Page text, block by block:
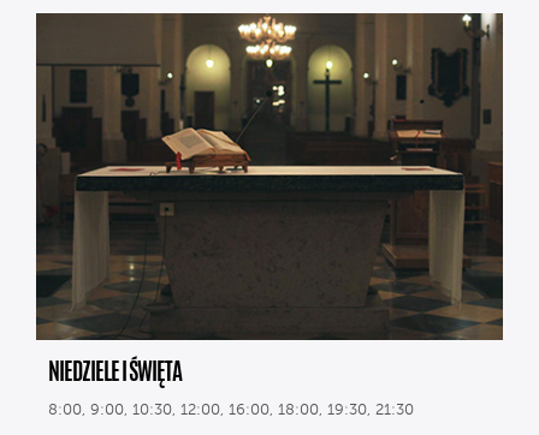
NIEDZIELE I ŚWIĘTA
8:00, 9:00, 10:30, 12:00, 16:00, 18:00, 19:30, 21:30